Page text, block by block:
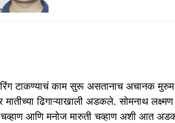
रिंग टाकण्याचं काम सुरू असतानाच अचानक
मातीच्या ढिगाऱ्याखाली अडकले. सोमनाथ
चव्हाण आणि मनोज मारुती चव्हाण अशी आत